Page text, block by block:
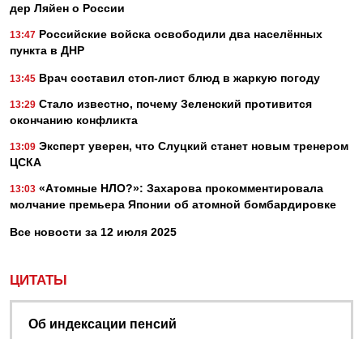
дер Ляйен о России
13:47 Российские войска освободили два населённых
пункта в ДНР
13:45 Врач составил стоп-лист блюд в жаркую погоду
13:29 Стало известно, почему Зеленский противится
окончанию конфликта
13:09 Эксперт уверен, что Слуцкий станет новым тренером
ЦСКА
13:03 «Атомные НЛО?»: Захарова прокомментировала
молчание премьера Японии об атомной бомбардировке
Все новости за 12 июля 2025
ЦИТАТЫ
Об индексации пенсий